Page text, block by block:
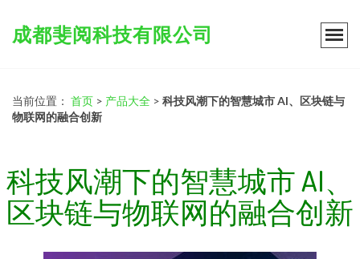
成都斐阅科技有限公司
当前位置： 首页 > 产品大全 > 科技风潮下的智慧城市 AI、区块链与
物联网的融合创新
科技风潮下的智慧城市 AI、
区块链与物联网的融合创新